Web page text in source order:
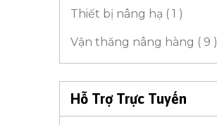
Thiết bị nâng hạ ( 1 )
Vận thăng nâng hàng ( 9 )
Hỗ Trợ Trực Tuyến